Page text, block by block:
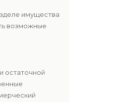
имущества
возможные
остаточной